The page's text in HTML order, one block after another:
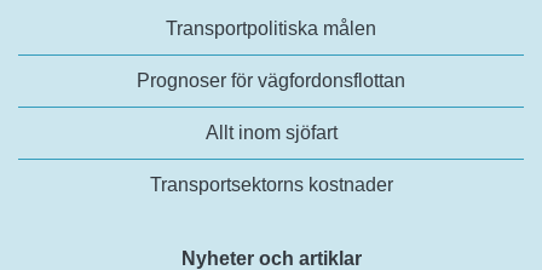
Transportpolitiska målen
Prognoser för vägfordonsflottan
Allt inom sjöfart
Transportsektorns kostnader
Nyheter och artiklar